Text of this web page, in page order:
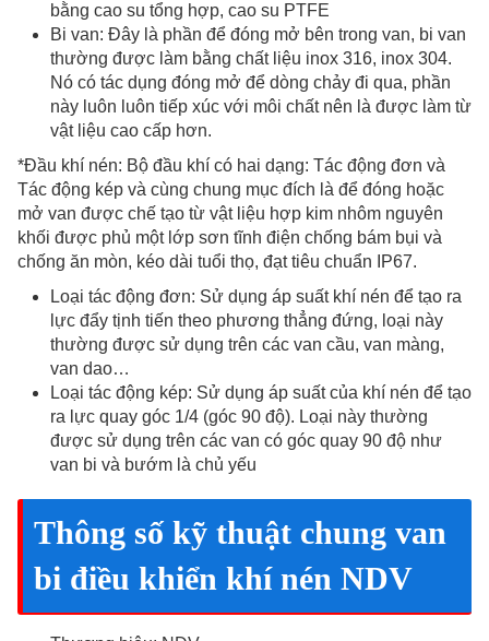
bằng cao su tổng hợp, cao su PTFE
Bi van: Đây là phần để đóng mở bên trong van, bi van
thường được làm bằng chất liệu inox 316, inox 304.
Nó có tác dụng đóng mở để dòng chảy đi qua, phần
này luôn luôn tiếp xúc với môi chất nên là được làm từ
vật liệu cao cấp hơn.
*Đầu khí nén: Bộ đầu khí có hai dạng: Tác động đơn và
Tác động kép và cùng chung mục đích là để đóng hoặc
mở van được chế tạo từ vật liệu hợp kim nhôm nguyên
khối được phủ một lớp sơn tĩnh điện chống bám bụi và
chống ăn mòn, kéo dài tuổi thọ, đạt tiêu chuẩn IP67.
Loại tác động đơn: Sử dụng áp suất khí nén để tạo ra
lực đẩy tịnh tiến theo phương thẳng đứng, loại này
thường được sử dụng trên các van cầu, van màng,
van dao…
Loại tác động kép: Sử dụng áp suất của khí nén để tạo
ra lực quay góc 1/4 (góc 90 độ). Loại này thường
được sử dụng trên các van có góc quay 90 độ như
van bi và bướm là chủ yếu
Thông số kỹ thuật chung van
bi điều khiển khí nén NDV